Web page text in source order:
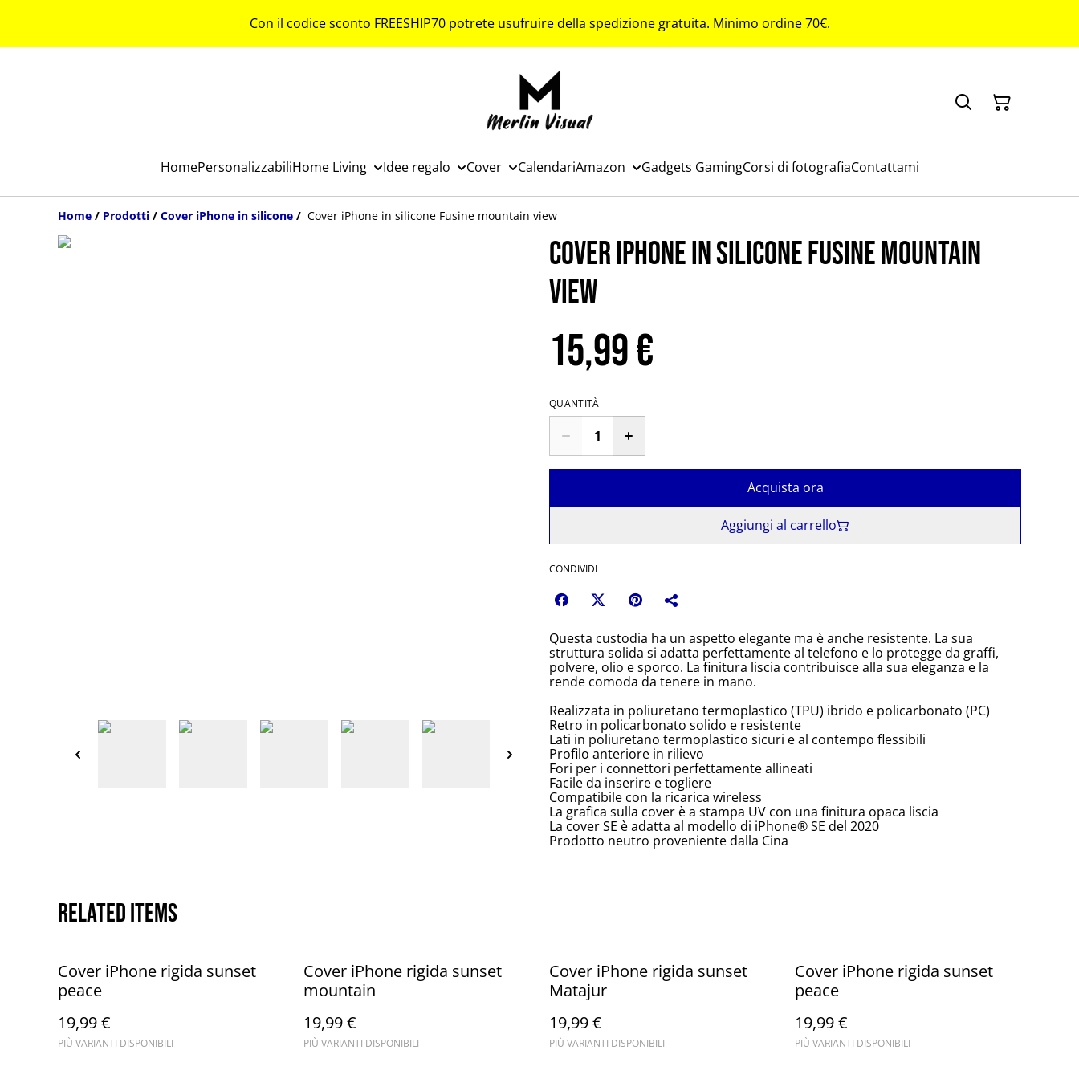
Con il codice sconto FREESHIP70 potrete usufruire della spedizione gratuita. Minimo ordine 70€.
HomePersonalizzabiliHome Living Idee regalo Cover CalendariAmazon Gadgets GamingCorsi di fotografiaContattami
Home / Prodotti / Cover iPhone in silicone / Cover iPhone in silicone Fusine mountain view
Cover iPhone in silicone Fusine mountain
view
15,99 €
QUANTITÀ
Acquista ora
Aggiungi al carrello
CONDIVIDI
Questa custodia ha un aspetto elegante ma è anche resistente. La sua
struttura solida si adatta perfettamente al telefono e lo protegge da graffi,
polvere, olio e sporco. La finitura liscia contribuisce alla sua eleganza e la
rende comoda da tenere in mano.
Realizzata in poliuretano termoplastico (TPU) ibrido e policarbonato (PC)
Retro in policarbonato solido e resistente
Lati in poliuretano termoplastico sicuri e al contempo flessibili
Profilo anteriore in rilievo
Fori per i connettori perfettamente allineati
Facile da inserire e togliere
Compatibile con la ricarica wireless
La grafica sulla cover è a stampa UV con una finitura opaca liscia
La cover SE è adatta al modello di iPhone® SE del 2020
Prodotto neutro proveniente dalla Cina
Related items
Cover iPhone rigida sunset
peace
19,99 €
PIÙ VARIANTI DISPONIBILI
Cover iPhone rigida sunset
mountain
19,99 €
PIÙ VARIANTI DISPONIBILI
Cover iPhone rigida sunset
Matajur
19,99 €
PIÙ VARIANTI DISPONIBILI
Cover iPhone rigida sunset
peace
19,99 €
PIÙ VARIANTI DISPONIBILI